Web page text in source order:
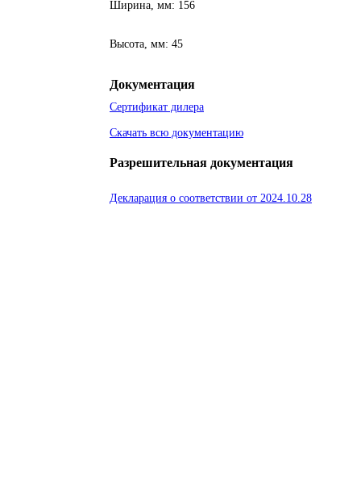
Ширина, мм: 156
Высота, мм: 45
Документация
Сертификат дилера
Скачать всю документацию
Разрешительная документация
Декларация о соответствии от 2024.10.28